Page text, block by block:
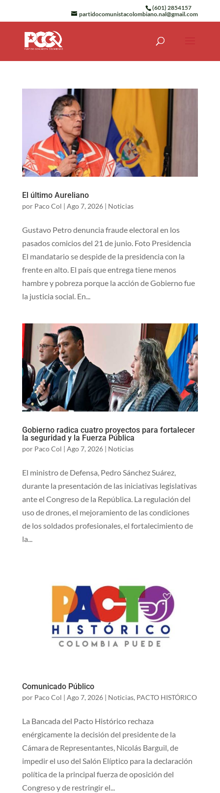
(601) 2854157
partidocomunistacolombiano.nal@gmail.com
El último Aureliano
por Paco Col | Ago 7, 2026| Noticias
Gustavo Petro denuncia fraude electoral en los
pasados comicios del 21 de junio. Foto Presidencia
El mandatario se despide de la presidencia con la
frente en alto. El país que entrega tiene menos
hambre y pobreza porque la acción de Gobierno fue
la justicia social. En...
Gobierno radica cuatro proyectos para fortalecer
la seguridad y la Fuerza Pública
por Paco Col | Ago 7, 2026| Noticias
El ministro de Defensa, Pedro Sánchez Suárez,
durante la presentación de las iniciativas legislativas
ante el Congreso de la República.​ ​La regulación del
uso de drones, el mejoramiento de las condiciones
de los soldados profesionales, el fortalecimiento de
la...
Comunicado Público
por Paco Col | Ago 7, 2026| Noticias, PACTO HISTÓRICO
La Bancada del Pacto Histórico rechaza
enérgicamente la decisión del presidente de la
Cámara de Representantes, Nicolás Barguil, de
impedir el uso del Salón Elíptico para la declaración
política de la principal fuerza de oposición del
Congreso y de restringir el...